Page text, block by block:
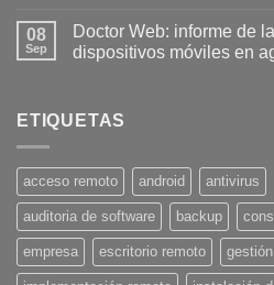
catálogo
de
08
Sep
Doctor Web: informe de
dispositivos móviles en
ETIQUETAS
acceso remoto android antivirus
auditoria de software backup
empresa escritorio remoto